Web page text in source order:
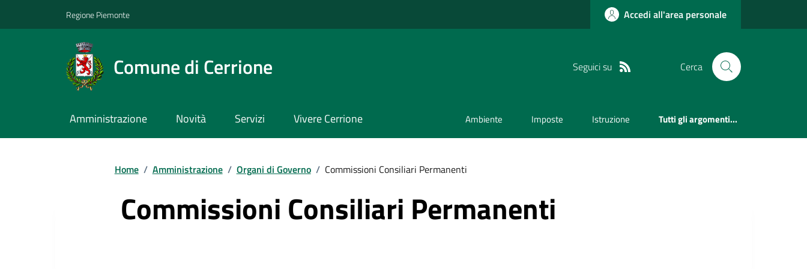
Regione Piemonte Accedi all'area personale
Comune di Cerrione Seguici su Cerca
Amministrazione Novità Servizi Vivere Cerrione Ambiente Imposte Istruzione Tutti gli argomenti...
Home / Amministrazione / Organi di Governo / Commissioni Consiliari Permanenti
Commissioni Consiliari Permanenti